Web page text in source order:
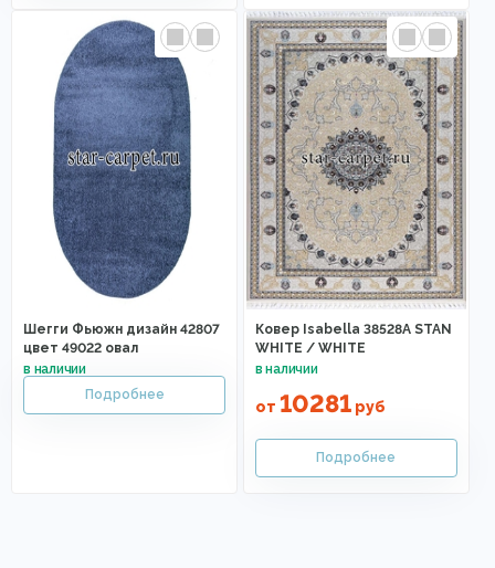
Шегги Фьюжн дизайн 42807
цвет 49022 овал
Ковер Isabella 38528A STAN
WHITE / WHITE
от 10281руб